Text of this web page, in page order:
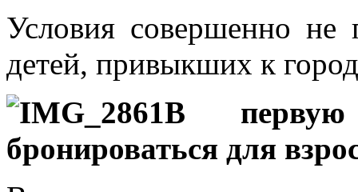
Условия совершенно не
детей, привыкших к
В первую
бронироваться для